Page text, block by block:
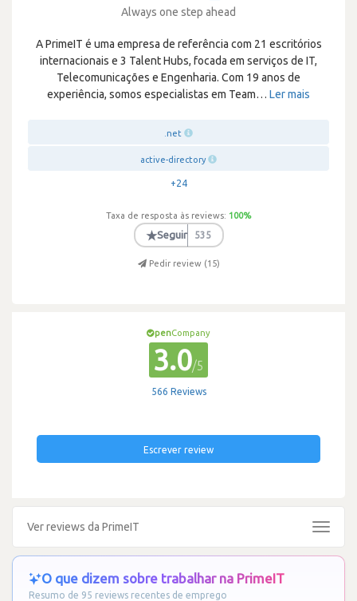
Always one step ahead
A PrimeIT é uma empresa de referência com 21 escritórios
internacionais e 3 Talent Hubs, focada em serviços de IT,
Telecomunicações e Engenharia. Com 19 anos de
experiência, somos especialistas em Team… Ler mais
.net
active-directory
+24
Taxa de resposta às reviews: 100%
★Seguir 535
Pedir review (15)
penCompany
3.0/5
566 Reviews
Escrever review
Ver reviews da PrimeIT
Toggle
O que dizem sobre trabalhar na PrimeIT
Resumo de 95 reviews recentes de emprego